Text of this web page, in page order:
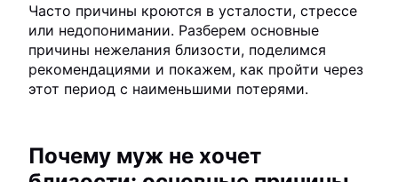
Часто причины кроются в усталости, стрессе
или недопонимании. Разберем основные
причины нежелания близости, поделимся
рекомендациями и покажем, как пройти через
этот период с наименьшими потерями.
Почему муж не хочет